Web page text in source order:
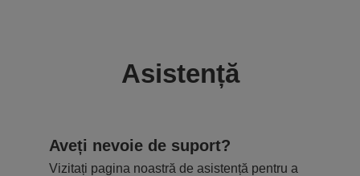
Asistență
Aveți nevoie de suport?
Vizitați pagina noastră de asistență pentru a